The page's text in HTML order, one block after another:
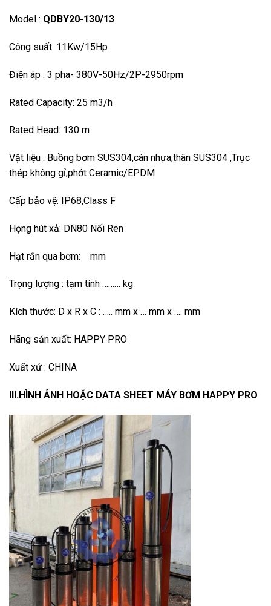
Model : QDBY20-130/13
Công suất: 11Kw/15Hp
Điện áp : 3 pha- 380V-50Hz/2P-2950rpm
Rated Capacity: 25 m3/h
Rated Head: 130 m
Vật liệu : Buồng bơm SUS304,cán nhựa,thân SUS304 ,Trục
thép không gỉ,phớt Ceramic/EPDM
Cấp bảo vệ: IP68,Class F
Họng hút xả: DN80 Nối Ren
Hạt rắn qua bơm: mm
Trọng lượng : tạm tính ……… kg
Kích thước: D x R x C : ….. mm x … mm x …. mm
Hãng sản xuất: HAPPY PRO
Xuất xứ : CHINA
III.HÌNH ẢNH HOẶC DATA SHEET MÁY BƠM HAPPY PRO